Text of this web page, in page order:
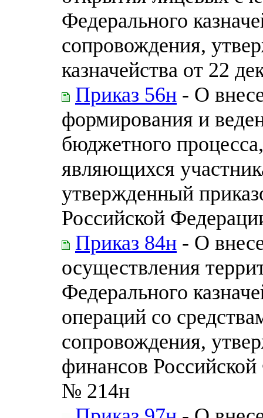
Федерального
сопровождения,
казначейства от 22
Приказ 56н - О
формирования и
бюджетного
являющихся
утвержденный
Российской
Приказ 84н - О
осуществления
Федерального
операций со
сопровождения,
финансов
№ 214н